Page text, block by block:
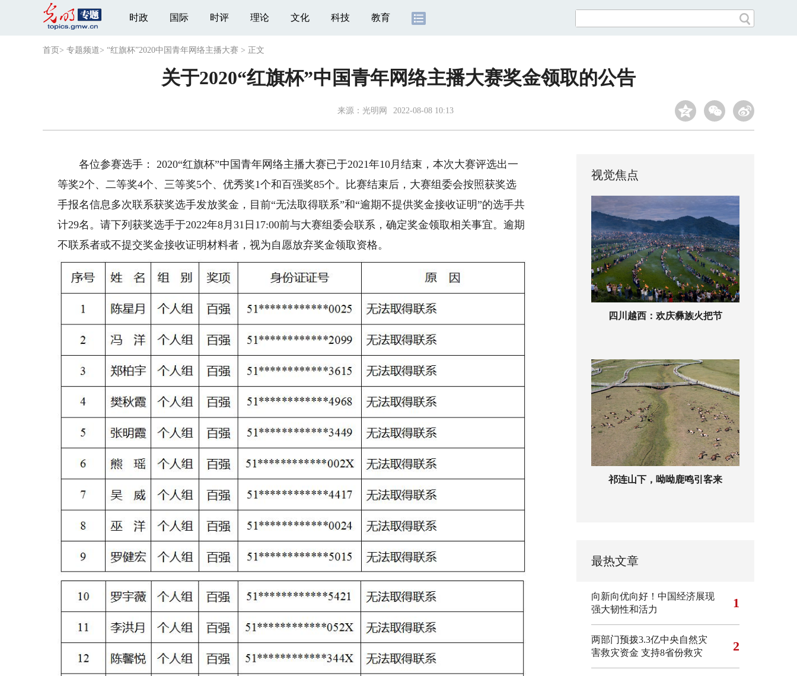
时政 国际 时评 理论 文化 科技 教育
首页 > 专题频道> “红旗杯”2020中国青年网络主播大赛 > 正文
关于2020“红旗杯”中国青年网络主播大赛奖金领取的公告
来源： 光明网 2022-08-08 10:13
各位参赛选手： 2020“红旗杯”中国青年网络主播大赛已于2021年10月结束，本次大赛评选出一
等奖2个、二等奖4个、三等奖5个、优秀奖1个和百强奖85个。比赛结束后，大赛组委会按照获奖选
手报名信息多次联系获奖选手发放奖金，目前“无法取得联系”和“逾期不提供奖金接收证明”的选手共
计29名。请下列获奖选手于2022年8月31日17:00前与大赛组委会联系，确定奖金领取相关事宜。逾期
不联系者或不提交奖金接收证明材料者，视为自愿放弃奖金领取资格。
视觉焦点
四川越西：欢庆彝族火把节
祁连山下，呦呦鹿鸣引客来
最热文章
向新向优向好！中国经济展现
强大韧性和活力
1
两部门预拨3.3亿中央自然灾
害救灾资金 支持8省份救灾
2